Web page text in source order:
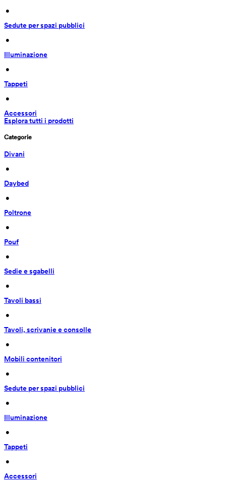
•
Sedute per spazi pubblici
•
Illuminazione
•
Tappeti
•
Accessori
Esplora tutti i prodotti
Categorie
Divani
•
Daybed
•
Poltrone
•
Pouf
•
Sedie e sgabelli
•
Tavoli bassi
•
Tavoli, scrivanie e consolle
•
Mobili contenitori
•
Sedute per spazi pubblici
•
Illuminazione
•
Tappeti
•
Accessori